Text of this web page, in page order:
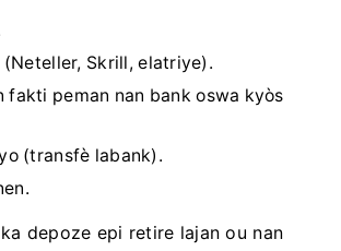
Skrill, elatriye).
fakti peman nan bank oswa kyòs
(transfè labank).
depoze epi retire lajan ou nan